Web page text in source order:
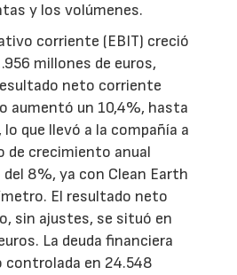
y los volúmenes.
corriente (EBIT) creció
millones de euros,
neto corriente
aumentó un 10,4%, hasta
que llevó a la compañía a
de crecimiento anual
8%, ya con Clean Earth
El resultado neto
sin ajustes, se situó en
La deuda financiera
en 24.548